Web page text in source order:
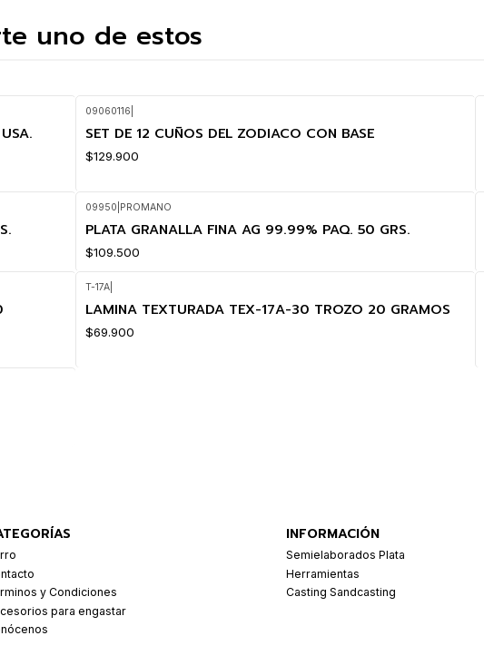
uno de estos
09060116
SET DE 12 CUÑOS DEL ZODIACO CON BASE
$129.900
09950 PROMANO
PLATA GRANALLA FINA AG 99.99% PAQ. 50 GRS.
$109.500
T-17A|
LAMINA TEXTURADA TEX-17A-30 TROZO 20 GRAMOS
$69.900
y Condiciones
para engastar
INFORMACIÓN
Semielaborados Plata
Herramientas
Casting Sandcasting